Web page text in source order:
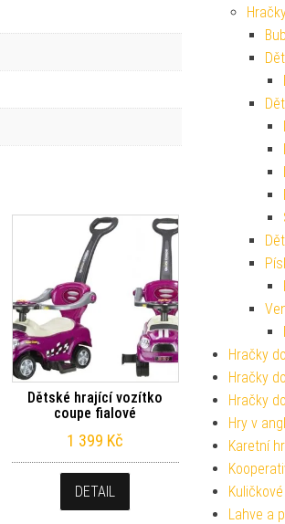
Dětské hrající vozítko
coupe fialové
1 399 Kč
DETAIL
Hračky
Hračky
Hračky
Hry v
Karetní
Lahve a